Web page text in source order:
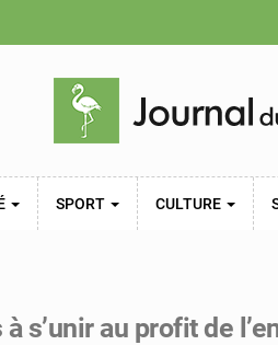
SPORT CULTURE
s’unir au profit de